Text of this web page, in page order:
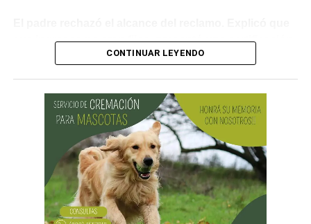
sus ingresos no eran fijos, presentó una certificación
contable y acompañó documentación bancaria.
La discusión quedó centrada en una pregunta: cuál
era su capacidad económica real.
El primer tramo de la respuesta apareció en los
informes tributarios. La Agencia de Recaudación
Tributaria de Río Negro informó que el progenitor
figuraba inscripto en actividades vinculadas con
servicios gastronómicos, asesoramiento y gestión
CONTINUAR LEYENDO